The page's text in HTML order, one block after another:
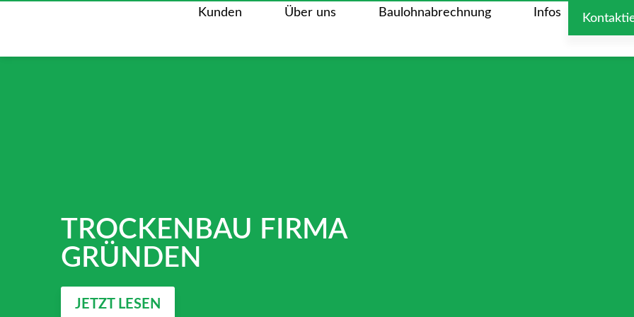
Kunden Über uns Baulohnabrechnung Infos
TROCKENBAU FIRMA
GRÜNDEN
JETZT LESEN